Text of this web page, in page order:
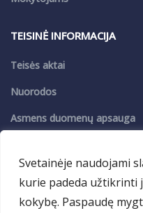
Svetainėje naudojami
kurie padeda užtikrinti
kokybę. Paspaudę
TEISINĖ INFORMACIJA
Teisės aktai
Nuorodos
Asmens duomenų apsauga
PASLAUGOS